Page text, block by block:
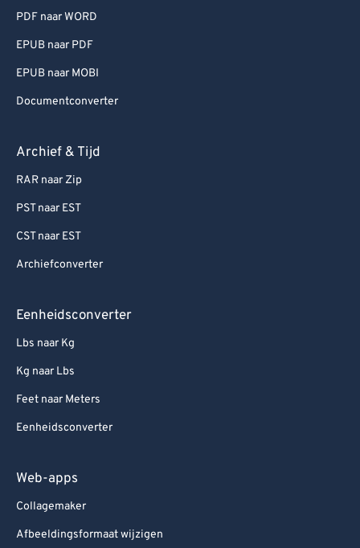
PDF naar WORD
EPUB naar PDF
EPUB naar MOBI
Documentconverter
Archief & Tijd
RAR naar Zip
PST naar EST
CST naar EST
Archiefconverter
Eenheidsconverter
Lbs naar Kg
Kg naar Lbs
Feet naar Meters
Eenheidsconverter
Web-apps
Collagemaker
Afbeeldingsformaat wijzigen